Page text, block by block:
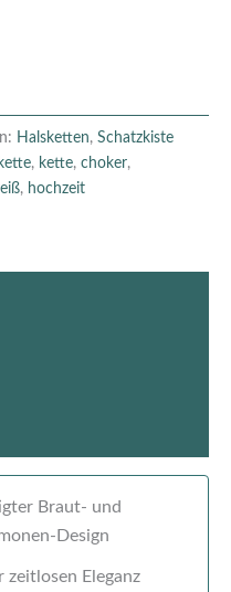
Halsketten, Schatzkiste
, kette, choker,
, hochzeit
Braut- und
Design
Eleganz